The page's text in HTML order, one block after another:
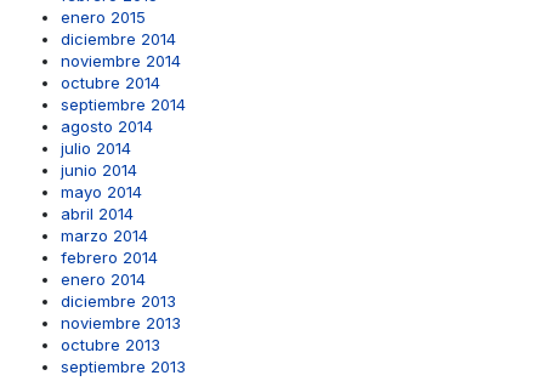
enero 2015
diciembre 2014
noviembre 2014
octubre 2014
septiembre 2014
agosto 2014
julio 2014
junio 2014
mayo 2014
abril 2014
marzo 2014
febrero 2014
enero 2014
diciembre 2013
noviembre 2013
octubre 2013
septiembre 2013